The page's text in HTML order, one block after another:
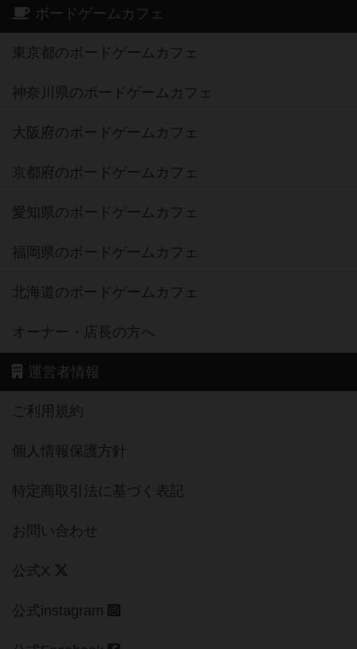
ボードゲームカフェ
東京都のボードゲームカフェ
神奈川県のボードゲームカフェ
大阪府のボードゲームカフェ
京都府のボードゲームカフェ
愛知県のボードゲームカフェ
福岡県のボードゲームカフェ
北海道のボードゲームカフェ
オーナー・店長の方へ
運営者情報
ご利用規約
個人情報保護方針
特定商取引法に基づく表記
お問い合わせ
公式X
公式instagram